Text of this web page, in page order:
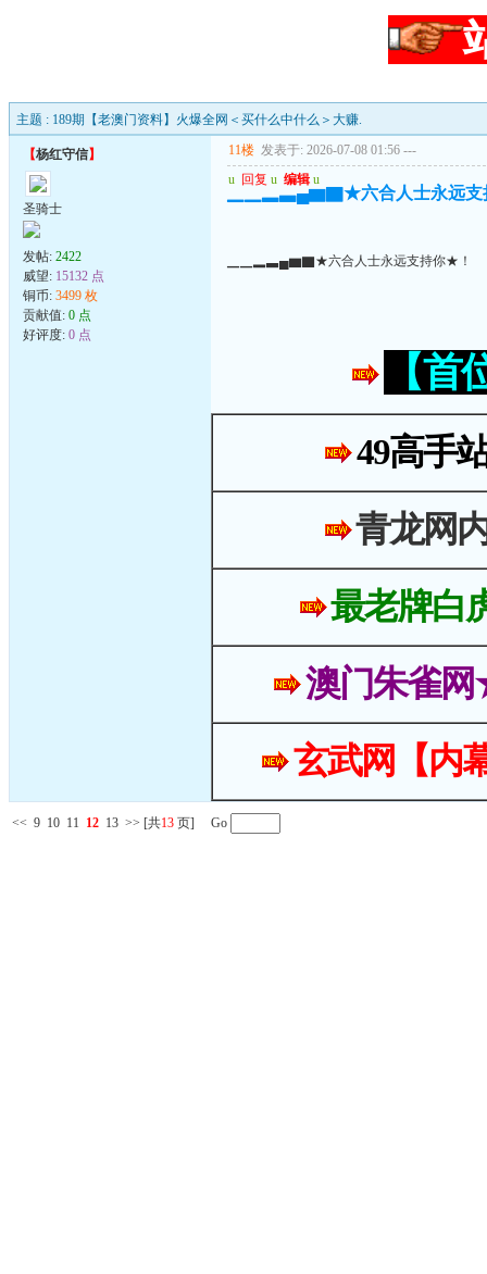
主题 : 189期【老澳门资料】火爆全网＜买什么中什么＞大赚.
【杨红守信】
圣骑士
发帖: 2422
威望: 15132 点
铜币: 3499 枚
贡献值: 0 点
好评度: 0 点
11楼 发表于: 2026-07-08 01:56 ---
u 回复 u 编辑 u
▁▁▂▃▄▆▇★六合人士永远支
▁▁▂▃▄▆▇★六合人士永远支持你★！
【
49高手
青龙网
最老牌白
澳门朱雀
玄武网【内
<< 9 10 11 12 13 >> [共13 页] Go